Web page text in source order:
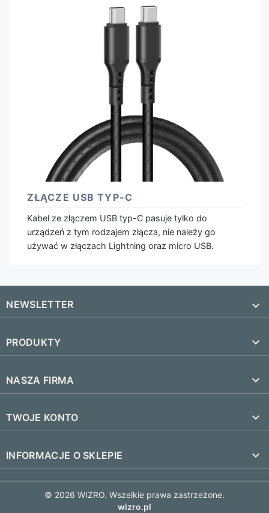
ZŁĄCZE USB TYP-C
Kabel ze złączem USB typ-C pasuje tylko do
urządzeń z tym rodzajem złącza, nie należy go
używać w złączach Lightning oraz micro USB.
NEWSLETTER 
PRODUKTY 
Najczęściej kupowane
NASZA FIRMA 
Regulamin
Kontakt
TWOJE KONTO 
Zaloguj się
Utwórz konto
INFORMACJE O SKLEPIE keyboard_arrow_down
© 2026 WIZRO. Wszelkie prawa zastrzeżone.
wizro.pl